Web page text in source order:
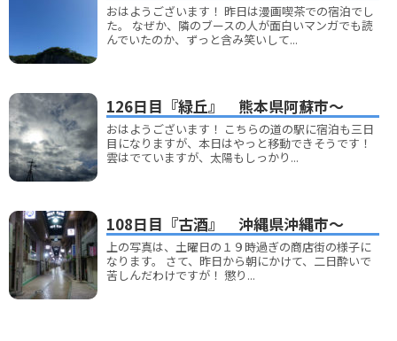
おはようございます！ 昨日は漫画喫茶での宿泊でし
た。 なぜか、隣のブースの人が面白いマンガでも読
んでいたのか、ずっと含み笑いして...
126日目『緑丘』 熊本県阿蘇市～
おはようございます！ こちらの道の駅に宿泊も三日
目になりますが、本日はやっと移動できそうです！
雲はでていますが、太陽もしっかり...
108日目『古酒』 沖縄県沖縄市～
上の写真は、土曜日の１９時過ぎの商店街の様子に
なります。 さて、昨日から朝にかけて、二日酔いで
苦しんだわけですが！ 懲り...